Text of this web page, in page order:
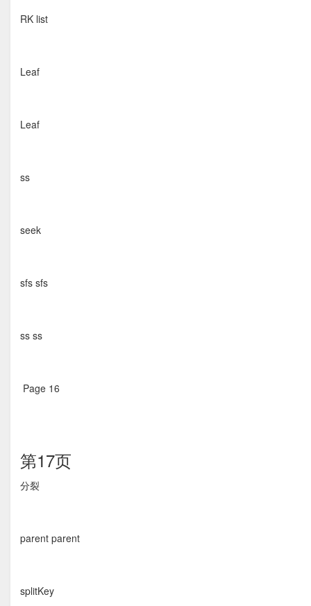
RK list
Leaf
Leaf
ss
seek
sfs sfs
ss ss
Page 16
第17页
分裂 
parent parent
splitKey